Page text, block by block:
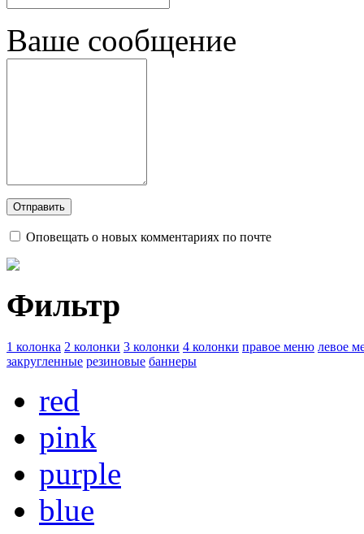
Ваше сообщение
Оповещать о новых комментариях по почте
Фильтр
1 колонка 2 колонки 3 колонки 4 колонки правое меню левое
закругленные резиновые баннеры
red
pink
purple
blue